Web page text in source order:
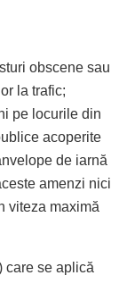
obscene sau
la trafic;
pe locurile din
acoperite
de iarnă
amenzi nici
viteza maximă
care se aplică